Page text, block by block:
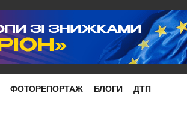
ФОТОРЕПОРТАЖ БЛОГИ ДТП